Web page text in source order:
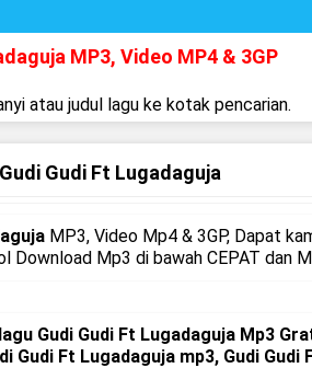
MP3, Video MP4 & 3GP
atau judul lagu ke kotak pencarian.
Gudi Ft Lugadaguja
MP3, Video Mp4 & 3GP, Dapat
Mp3 di bawah CEPAT dan
Gudi Gudi Ft Lugadaguja Mp3
Gudi Ft Lugadaguja mp3, Gudi Gudi